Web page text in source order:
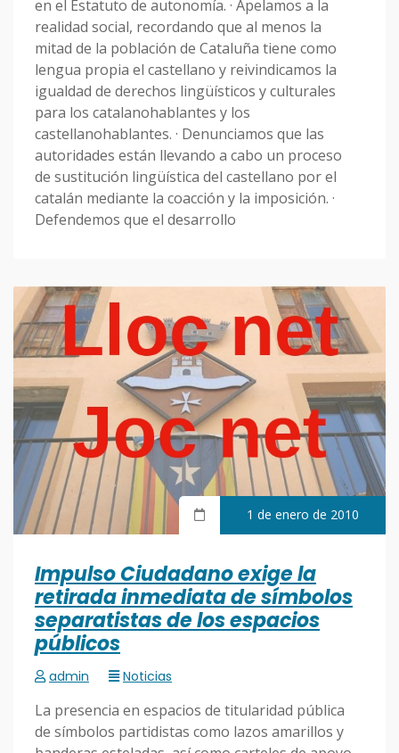
en el Estatuto de autonomía. · Apelamos a la
realidad social, recordando que al menos la
mitad de la población de Cataluña tiene como
lengua propia el castellano y reivindicamos la
igualdad de derechos lingüísticos y culturales
para los catalanohablantes y los
castellanohablantes. · Denunciamos que las
autoridades están llevando a cabo un proceso
de sustitución lingüística del castellano por el
catalán mediante la coacción y la imposición. ·
Defendemos que el desarrollo
1 de enero de 2010
Impulso Ciudadano exige la
retirada inmediata de símbolos
separatistas de los espacios
públicos
admin Noticias
La presencia en espacios de titularidad pública
de símbolos partidistas como lazos amarillos y